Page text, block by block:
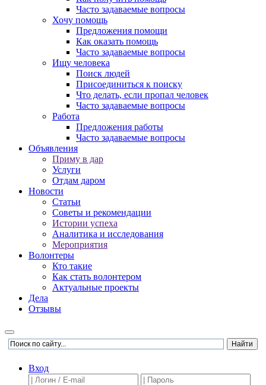
Часто задаваемые вопросы
Хочу помощь
Предложения помощи
Как оказать помощь
Часто задаваемые вопросы
Ищу человека
Поиск людей
Присоединиться к поиску
Что делать, если пропал человек
Часто задаваемые вопросы
Работа
Предложения работы
Часто задаваемые вопросы
Объявления
Приму в дар
Услуги
Отдам даром
Новости
Статьи
Советы и рекомендации
Истории успеха
Аналитика и исследования
Мероприятия
Волонтеры
Кто такие
Как стать волонтером
Актуальные проекты
Дела
Отзывы
Вход